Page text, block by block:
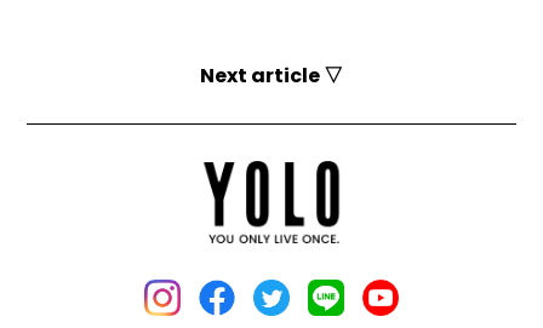
Next article ▽